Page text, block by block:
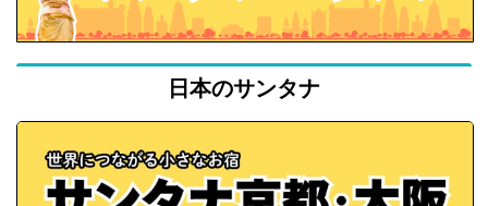
日本のサンタナ